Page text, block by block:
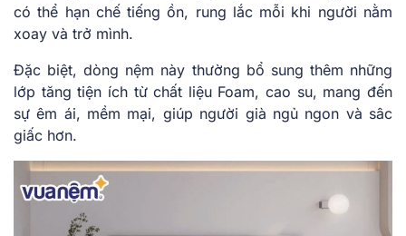
có thể hạn chế tiếng ồn, rung lắc mỗi khi người nằm
xoay và trở mình.
Đặc biệt, dòng nệm này thường bổ sung thêm những
lớp tăng tiện ích từ chất liệu Foam, cao su, mang đến
sự êm ái, mềm mại, giúp người già ngủ ngon và sâc
giấc hơn.